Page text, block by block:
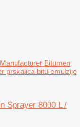
Bitumen
prskalica bitu-emulzije
Sprayer 8000 L /